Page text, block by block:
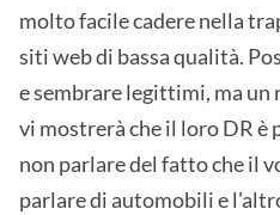
molto facile cadere nella
siti web di bassa qualità.
e sembrare legittimi, ma
vi mostrerà che il loro DR è
non parlare del fatto che il
parlare di automobili e